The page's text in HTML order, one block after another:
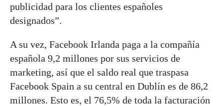
publicidad para los clientes españoles
designados”.
A su vez, Facebook Irlanda paga a la compañía
española 9,2 millones por sus servicios de
marketing, así que el saldo real que traspasa
Facebook Spain a su central en Dublín es de 86,2
millones. Esto es, el 76,5% de toda la facturación